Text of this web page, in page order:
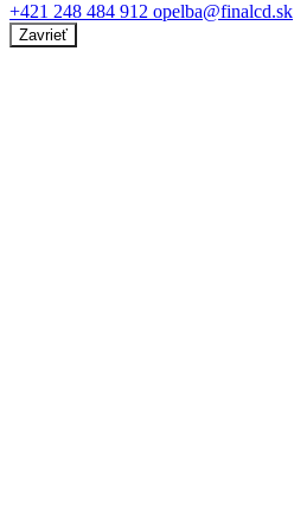
+421 248 484 912 opelba@finalcd.sk
Zavrieť